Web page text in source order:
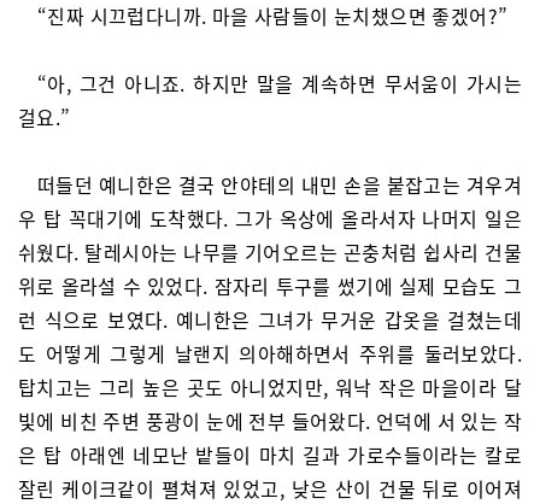
“진짜 시끄럽다니까. 마을 사람들이 눈치챘으면 좋겠어?”
“아, 그건 아니죠. 하지만 말을 계속하면 무서움이 가시는
걸요.”
떠들던 예니한은 결국 안야테의 내민 손을 붙잡고는 겨우겨
우 탑 꼭대기에 도착했다. 그가 옥상에 올라서자 나머지 일은
쉬웠다. 탈레시아는 나무를 기어오르는 곤충처럼 쉽사리 건물
위로 올라설 수 있었다. 잠자리 투구를 썼기에 실제 모습도 그
런 식으로 보였다. 예니한은 그녀가 무거운 갑옷을 걸쳤는데
도 어떻게 그렇게 날랜지 의아해하면서 주위를 둘러보았다.
탑치고는 그리 높은 곳도 아니었지만, 워낙 작은 마을이라 달
빛에 비친 주변 풍광이 눈에 전부 들어왔다. 언덕에 서 있는 작
은 탑 아래엔 네모난 밭들이 마치 길과 가로수들이라는 칼로
잘린 케이크같이 펼쳐져 있었고, 낮은 산이 건물 뒤로 이어져